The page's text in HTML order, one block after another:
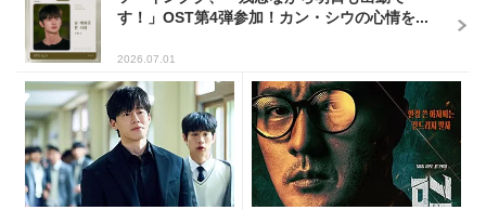
す！」OST第4弾参加！カン・シウの心情を...
2026.07.01